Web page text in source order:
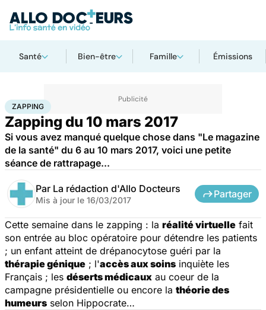
Santé Bien-être Famille Émissions
AccueilSanté
ZAPPING
Zapping du 10 mars 2017
Si vous avez manqué quelque chose dans "Le magazine
de la santé" du 6 au 10 mars 2017, voici une petite
séance de rattrapage...
Par La rédaction d'Allo Docteurs
Mis à jour le 16/03/2017
Partager
Cette semaine dans le zapping : la réalité virtuelle fait
son entrée au bloc opératoire pour détendre les patients
; un enfant atteint de drépanocytose guéri par la
thérapie génique ; l'accès aux soins inquiète les
Français ; les déserts médicaux au coeur de la
campagne présidentielle ou encore la théorie des
humeurs selon Hippocrate…